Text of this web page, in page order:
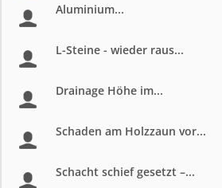
Aluminium...
L-Steine - wieder raus...
Drainage Höhe im...
Schaden am Holzzaun vor...
Schacht schief gesetzt –...